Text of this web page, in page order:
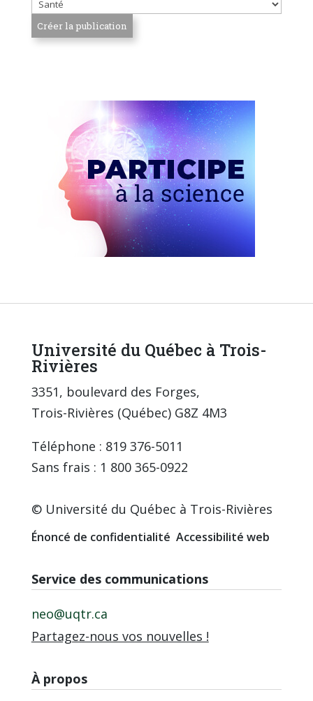
Université du Québec à Trois-
Rivières
3351, boulevard des Forges,
Trois-Rivières (Québec) G8Z 4M3
Téléphone : 819 376-5011
Sans frais : 1 800 365-0922
© Université du Québec à Trois-Rivières
Énoncé de confidentialité Accessibilité web
Service des communications
neo@uqtr.ca
Partagez-nous vos nouvelles !
À propos